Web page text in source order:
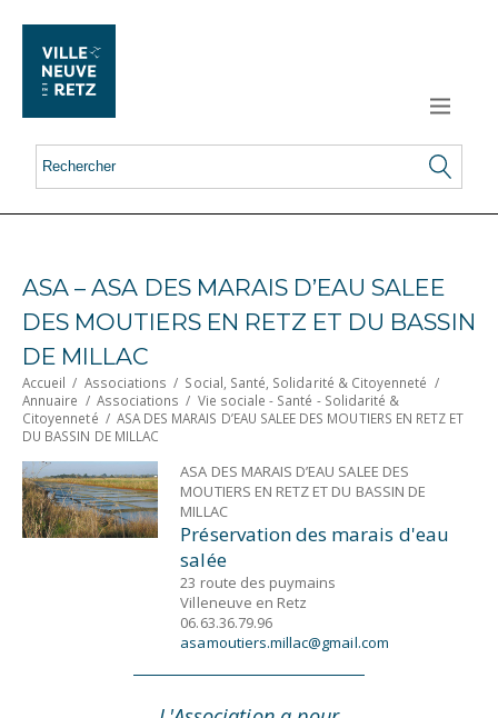
ASA – ASA DES MARAIS D’EAU SALEE
DES MOUTIERS EN RETZ ET DU BASSIN
DE MILLAC
Accueil / Associations / Social, Santé, Solidarité & Citoyenneté /
Annuaire / Associations / Vie sociale - Santé - Solidarité &
Citoyenneté / ASA DES MARAIS D’EAU SALEE DES MOUTIERS EN RETZ ET
DU BASSIN DE MILLAC
ASA DES MARAIS D’EAU SALEE DES
MOUTIERS EN RETZ ET DU BASSIN DE
MILLAC
Préservation des marais d'eau
salée
23 route des puymains
Villeneuve en Retz
06.63.36.79.96
asamoutiers.millac@gmail.com